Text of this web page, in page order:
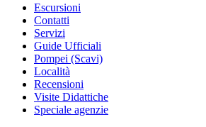
Escursioni
Contatti
Servizi
Guide Ufficiali
Pompei (Scavi)
Località
Recensioni
Visite Didattiche
Speciale agenzie